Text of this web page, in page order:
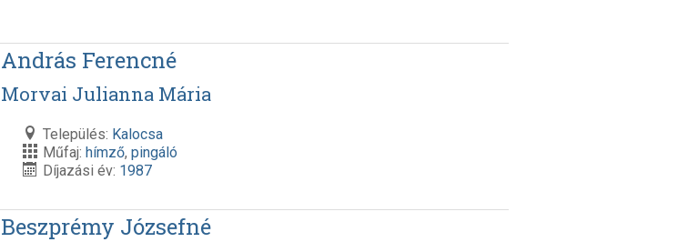
András Ferencné
Morvai Julianna Mária
Település: Kalocsa
Műfaj:hímző,pingáló
Díjazási év: 1987
Beszprémy Józsefné